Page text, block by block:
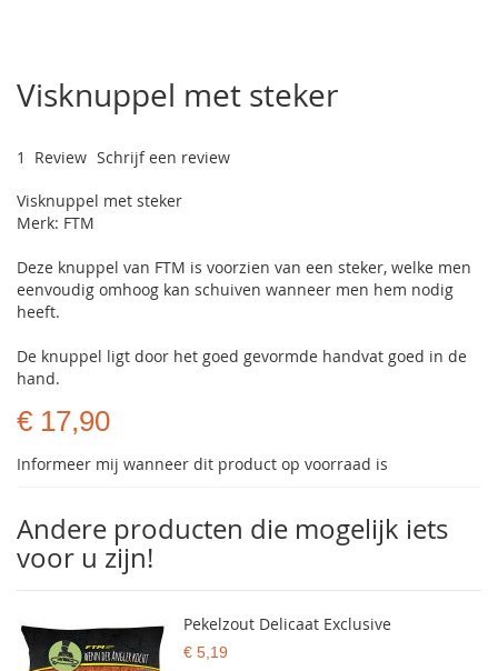
het
begin
de
gallerij
Visknuppel met steker
1 Review Schrijf een review
Visknuppel met steker
Merk: FTM
Deze knuppel van FTM is voorzien van een steker, welke men
eenvoudig omhoog kan schuiven wanneer men hem nodig
heeft.
De knuppel ligt door het goed gevormde handvat goed in de
hand.
€ 17,90
Informeer mij wanneer dit product op voorraad is
Andere producten die mogelijk iets
voor u zijn!
Pekelzout Delicaat Exclusive
€ 5,19